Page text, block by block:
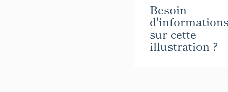
Besoin
sur cette
illustration ?